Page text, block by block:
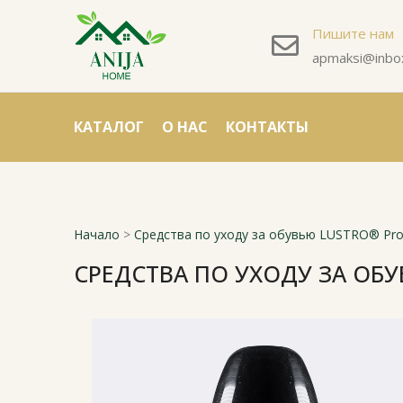
Пишите нам
КАТАЛОГ О НАС КОНТАКТЫ
Начало > Средства по уходу за обувью LUSTRO®
СРЕДСТВА ПО УХОДУ ЗА